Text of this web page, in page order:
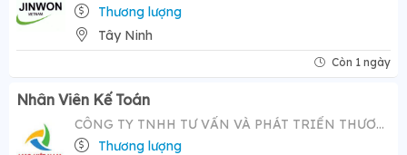
Thương lượng
Tây Ninh
Còn 1 ngày
Nhân Viên Kế Toán
CÔNG TY TNHH TƯ VẤN VÀ PHÁT TRIỂN THƯƠNG HIỆU AMC VIỆT NAM
Thương lượng